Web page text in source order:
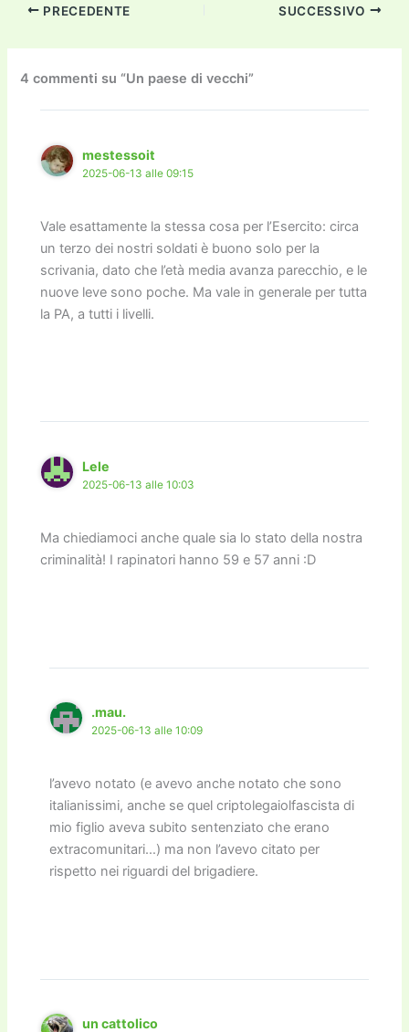
e
b
o
o
k
er l
d
o
n
a
m
y
Li
k
e
dI
di
vi
PRECEDENTE SUCCESSIVO
4 commenti su “Un paese di vecchi”
mestessoit
2025-06-13 alle 09:15
Vale esattamente la stessa cosa per l’Esercito: circa
un terzo dei nostri soldati è buono solo per la
scrivania, dato che l’età media avanza parecchio, e le
nuove leve sono poche. Ma vale in generale per tutta
la PA, a tutti i livelli.
Lele
2025-06-13 alle 10:03
Ma chiediamoci anche quale sia lo stato della nostra
criminalità! I rapinatori hanno 59 e 57 anni :D
.mau.
2025-06-13 alle 10:09
l’avevo notato (e avevo anche notato che sono
italianissimi, anche se quel criptolegaiolfascista di
mio figlio aveva subito sentenziato che erano
extracomunitari…) ma non l’avevo citato per
rispetto nei riguardi del brigadiere.
un cattolico